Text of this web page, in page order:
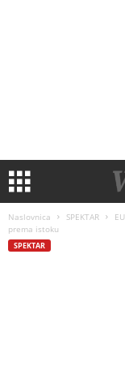
Naslovnica SPEKTAR
prema istoku
SPEKTAR